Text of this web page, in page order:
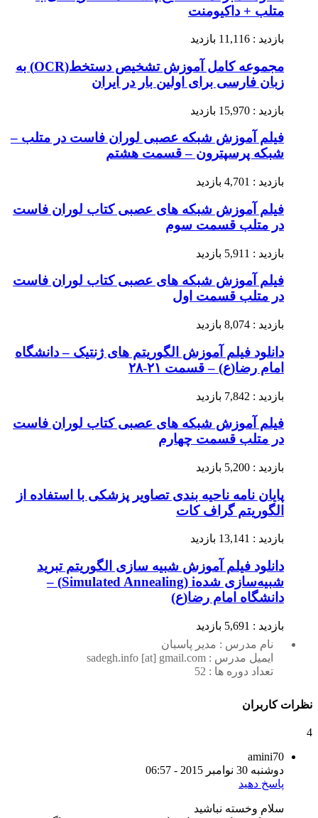
متلب + داکیومنت
بازدید : 11,116 بازدید
مجموعه کامل آموزش تشخیص دستخط(OCR) به
زبان فارسی برای اولین بار در ایران
بازدید : 15,970 بازدید
فیلم آموزش شبکه عصبی لوران فاست در متلب –
شبکه پرسپترون – قسمت هشتم
بازدید : 4,701 بازدید
فیلم آموزش شبکه های عصبی کتاب لوران فاست
در متلب قسمت سوم
بازدید : 5,911 بازدید
فیلم آموزش شبکه های عصبی کتاب لوران فاست
در متلب قسمت اول
بازدید : 8,074 بازدید
دانلود فیلم آموزش الگوریتم های ژنتیک – دانشگاه
امام رضا(ع) – قسمت ۲۱-۲۸
بازدید : 7,842 بازدید
فیلم آموزش شبکه های عصبی کتاب لوران فاست
در متلب قسمت چهارم
بازدید : 5,200 بازدید
پایان نامه ناحیه بندی تصاویر پزشکی با استفاده از
الگوریتم گراف کات
بازدید : 13,141 بازدید
دانلود فیلم آموزش شبیه سازی الگوریتم تبرید
شبیه‌سازی شدهSimulated Annealing) i) –
دانشگاه امام رضا(ع)
بازدید : 5,691 بازدید
نام مدرس : مدیر پاسبان
ایمیل مدرس : sadegh.info [at] gmail.com
تعداد دوره ها : 52
نظرات کاربران
4
amini70
دوشنبه 30 نوامبر 2015 - 06:57
پاسخ دهید
سلام وخسته نباشید